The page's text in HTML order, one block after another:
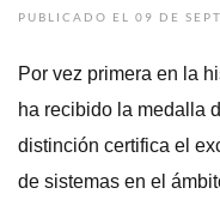
PUBLICADO EL 09 DE
Por vez primera en la
ha recibido la medalla
distinción certifica el
de sistemas en el